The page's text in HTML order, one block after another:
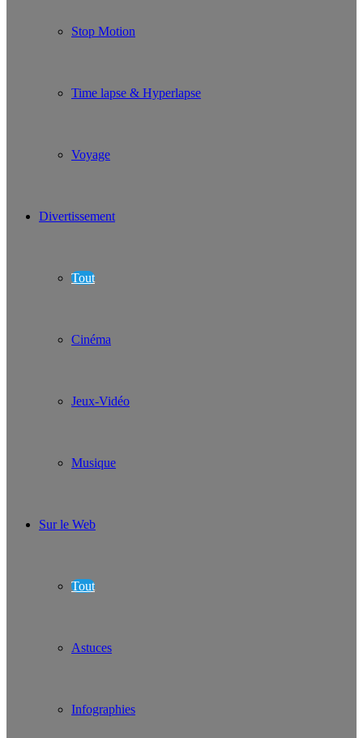
Stop Motion
Time lapse & Hyperlapse
Voyage
Divertissement
Tout
Cinéma
Jeux-Vidéo
Musique
Sur le Web
Tout
Astuces
Infographies